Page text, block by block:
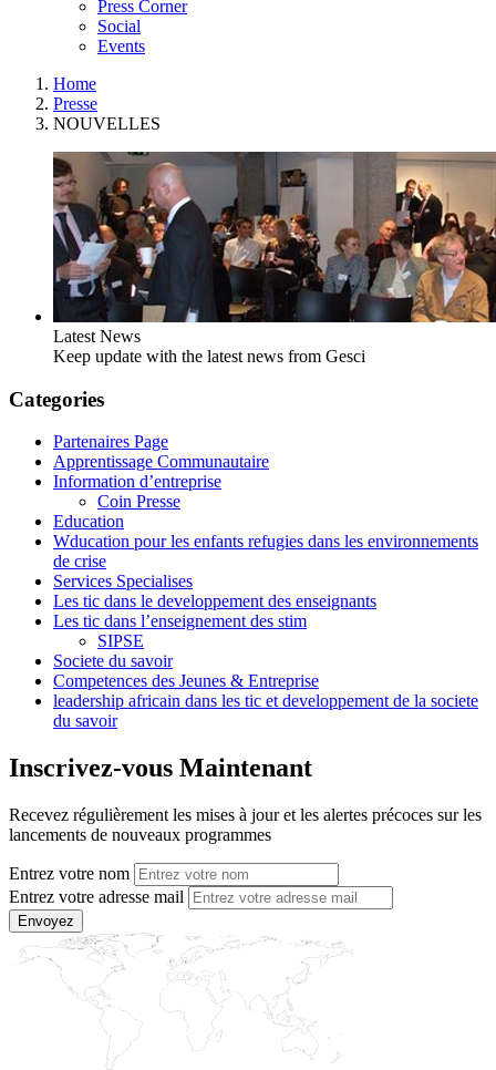
Press Corner
Social
Events
Home
Presse
NOUVELLES
Latest News
Keep update with the latest news from Gesci
Categories
Partenaires Page
Apprentissage Communautaire
Information d’entreprise
Coin Presse
Education
Wducation pour les enfants refugies dans les environnements
de crise
Services Specialises
Les tic dans le developpement des enseignants
Les tic dans l’enseignement des stim
SIPSE
Societe du savoir
Competences des Jeunes & Entreprise
leadership africain dans les tic et developpement de la societe
du savoir
Inscrivez-vous Maintenant
Recevez régulièrement les mises à jour et les alertes précoces sur les
lancements de nouveaux programmes
Entrez votre nom
Entrez votre adresse mail
Envoyez